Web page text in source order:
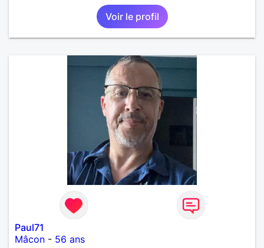
Voir le profil
Paul71
Mâcon - 56 ans